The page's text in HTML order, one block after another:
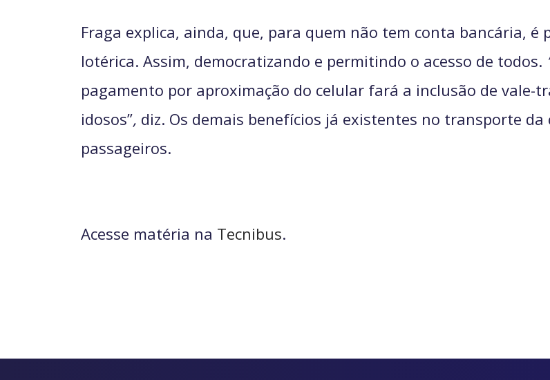
Fraga explica, ainda, que, para quem não tem conta bancária, é
lotérica. Assim, democratizando e permitindo o acesso de todos.
pagamento por aproximação do celular fará a inclusão de
idosos”, diz. Os demais benefícios já existentes no transporte
passageiros.
Acesse matéria na Tecnibus.